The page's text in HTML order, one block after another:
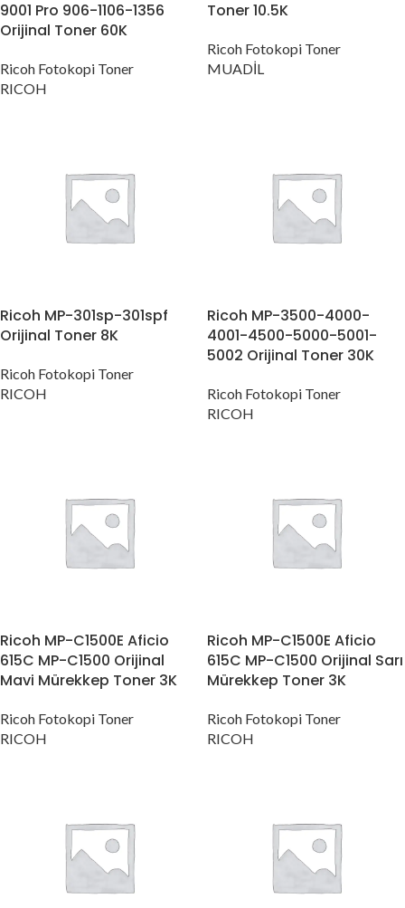
9001 Pro 906-1106-1356
Orijinal Toner 60K
Ricoh Fotokopi Toner
RICOH
Toner 10.5K
Ricoh Fotokopi Toner
MUADİL
Ricoh MP-301sp-301spf
Orijinal Toner 8K
Ricoh Fotokopi Toner
RICOH
Ricoh MP-3500-4000-
4001-4500-5000-5001-
5002 Orijinal Toner 30K
Ricoh Fotokopi Toner
RICOH
Ricoh MP-C1500E Aficio
615C MP-C1500 Orijinal
Mavi Mürekkep Toner 3K
Ricoh Fotokopi Toner
RICOH
Ricoh MP-C1500E Aficio
615C MP-C1500 Orijinal Sarı
Mürekkep Toner 3K
Ricoh Fotokopi Toner
RICOH